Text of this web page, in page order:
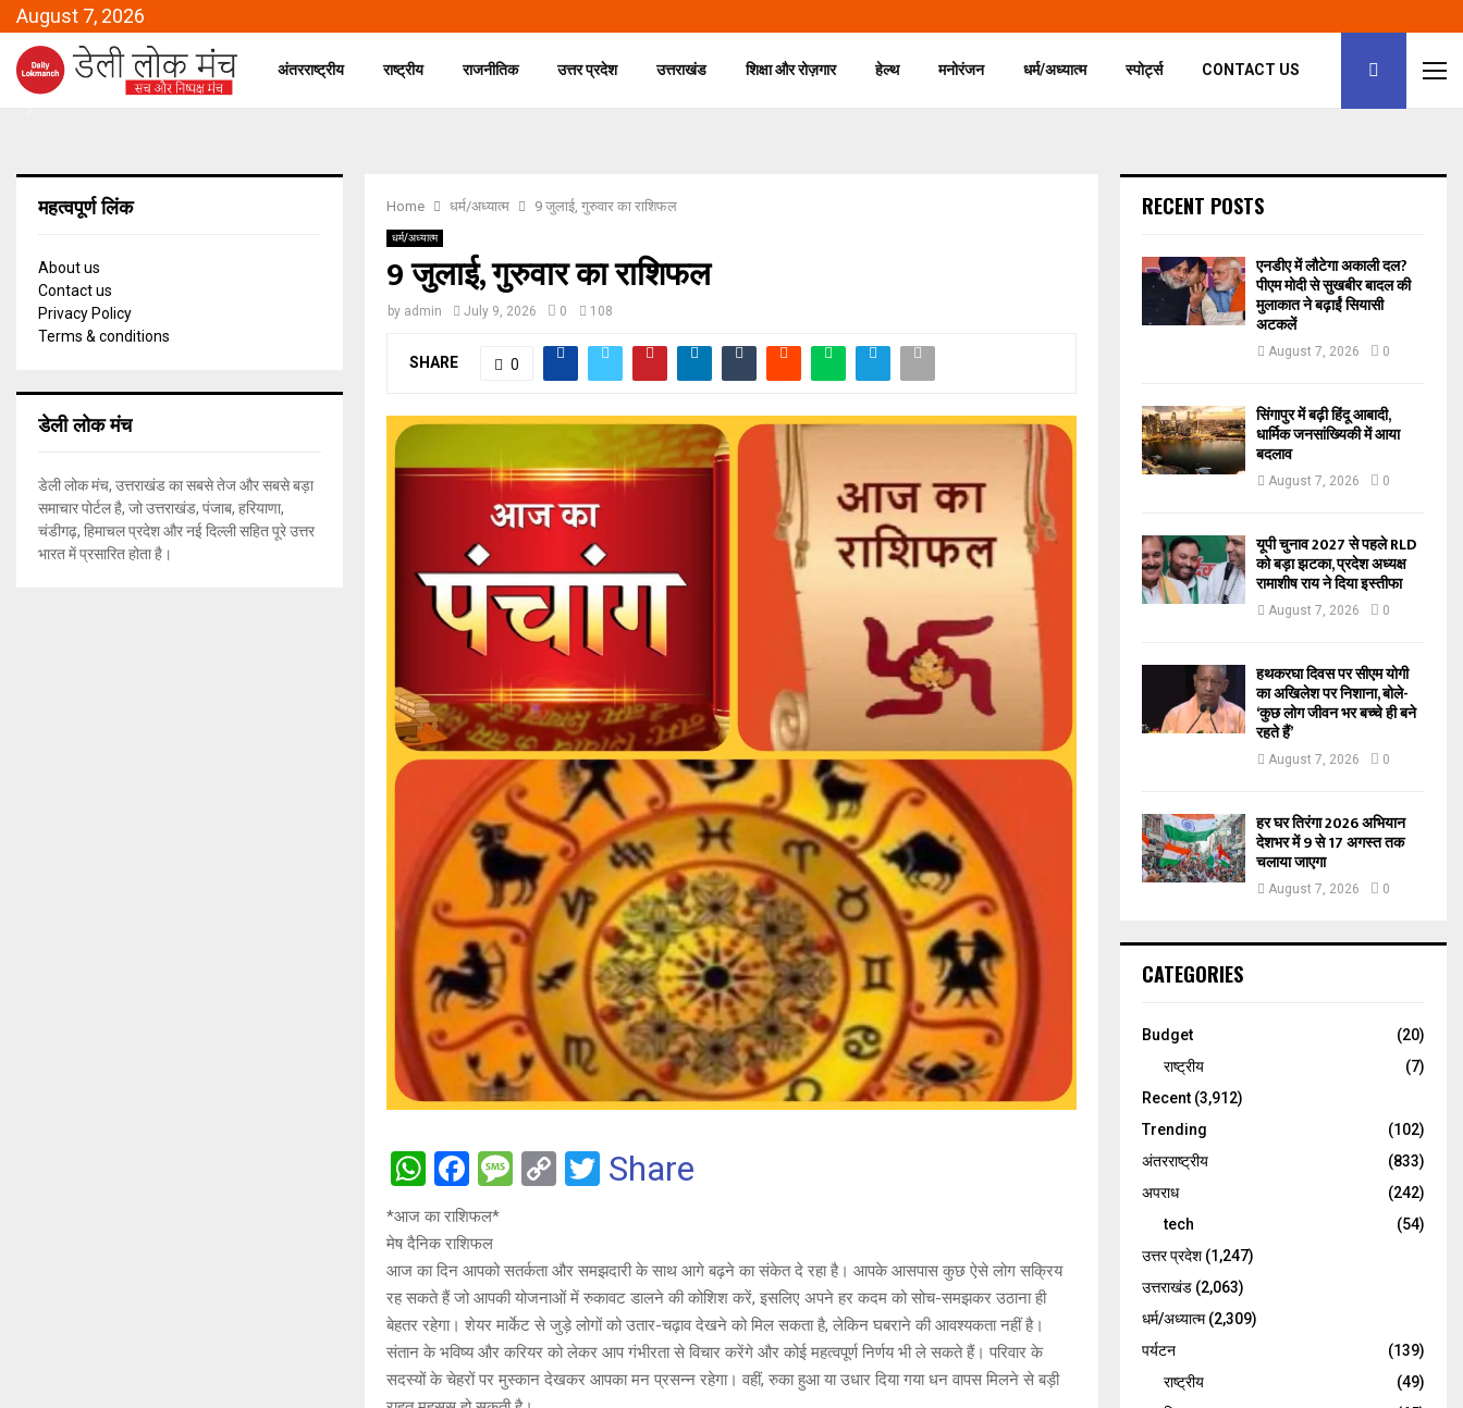
August 7, 2026
अंतरराष्ट्रीय राष्ट्रीय राजनीतिक उत्तर प्रदेश उत्तराखंड शिक्षा और रोज़गार हेल्थ मनोरंजन धर्म/अध्यात्म स्पोर्ट्स CONTACT US
Home धर्म/अध्यात्म 9 जुलाई, गुरुवार का राशिफल
धर्म/अध्यात्म
9 जुलाई, गुरुवार का राशिफल
by admin July 9, 2026 0 108
SHARE 0
W
h
at
s
A
p
p
F
a
ce
b
o
o
k
M
a
g
e
C
Li
n
k
T
er
Share
*आज का राशिफल*
मेष दैनिक राशिफल
आज का दिन आपको सतर्कता और समझदारी के साथ आगे बढ़ने का संकेत दे रहा है। आपके आसपास कुछ ऐसे लोग सक्रिय
रह सकते हैं जो आपकी योजनाओं में रुकावट डालने की कोशिश करें, इसलिए अपने हर कदम को सोच-समझकर उठाना ही
बेहतर रहेगा। शेयर मार्केट से जुड़े लोगों को उतार-चढ़ाव देखने को मिल सकता है, लेकिन घबराने की आवश्यकता नहीं है।
संतान के भविष्य और करियर को लेकर आप गंभीरता से विचार करेंगे और कोई महत्वपूर्ण निर्णय भी ले सकते हैं। परिवार के
सदस्यों के चेहरों पर मुस्कान देखकर आपका मन प्रसन्न रहेगा। वहीं, रुका हुआ या उधार दिया गया धन वापस मिलने से बड़ी
महत्वपूर्ण लिंक
About us
Contact us
Privacy Policy
Terms & conditions
डेली लोक मंच
डेली लोक मंच, उत्तराखंड का सबसे तेज और सबसे बड़ा
समाचार पोर्टल है, जो उत्तराखंड, पंजाब, हरियाणा,
चंडीगढ़, हिमाचल प्रदेश और नई दिल्ली सहित पूरे उत्तर
भारत में प्रसारित होता है।
RECENT POSTS
एनडीए में लौटेगा अकाली दल?
पीएम मोदी से सुखबीर बादल की
मुलाकात ने बढ़ाईं सियासी
अटकलें
August 7, 2026 0
सिंगापुर में बढ़ी हिंदू आबादी,
धार्मिक जनसांख्यिकी में आया
बदलाव
August 7, 2026 0
यूपी चुनाव 2027 से पहले RLD
को बड़ा झटका, प्रदेश अध्यक्ष
रामाशीष राय ने दिया इस्तीफा
August 7, 2026 0
हथकरघा दिवस पर सीएम योगी
का अखिलेश पर निशाना, बोले-
‘कुछ लोग जीवन भर बच्चे ही बने
रहते हैं’
August 7, 2026 0
हर घर तिरंगा 2026 अभियान
देशभर में 9 से 17 अगस्त तक
चलाया जाएगा
August 7, 2026 0
CATEGORIES
Budget
(20)
राष्ट्रीय
(7)
Recent (3,912)
Trending
(102)
अंतरराष्ट्रीय
(833)
अपराध
(242)
tech
(54)
उत्तर प्रदेश(1,247)
उत्तराखंड (2,063)
धर्म/अध्यात्म(2,309)
पर्यटन
(139)
राष्ट्रीय
(49)